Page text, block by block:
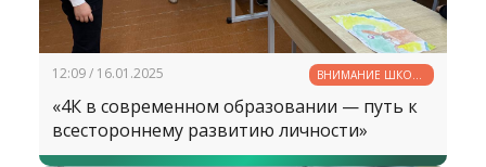
12:09 / 16.01.2025
ВНИМАНИЕ ШКОЛЕ
— ВНИМАНИЕ
БУДУЩЕМУ
«4К в современном образовании — путь к
всестороннему развитию личности»